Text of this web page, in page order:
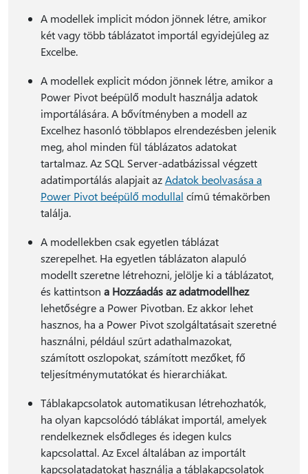
A modellek implicit módon jönnek létre, amikor
két vagy több táblázatot importál egyidejűleg az
Excelbe.
A modellek explicit módon jönnek létre, amikor a
Power Pivot beépülő modult használja adatok
importálására. A bővítményben a modell az
Excelhez hasonló többlapos elrendezésben jelenik
meg, ahol minden fül táblázatos adatokat
tartalmaz. Az SQL Server-adatbázissal végzett
adatimportálás alapjait azAdatok beolvasása a
Power Pivot beépülő modullal című témakörben
találja.
A modellekben csak egyetlen táblázat
szerepelhet. Ha egyetlen táblázaton alapuló
modellt szeretne létrehozni, jelölje ki a táblázatot,
és kattintson a Hozzáadás az adatmodellhez
lehetőségre a Power Pivotban. Ez akkor lehet
hasznos, ha a Power Pivot szolgáltatásait szeretné
használni, például szűrt adathalmazokat,
számított oszlopokat, számított mezőket, fő
teljesítménymutatókat és hierarchiákat.
Táblakapcsolatok automatikusan létrehozhatók,
ha olyan kapcsolódó táblákat importál, amelyek
rendelkeznek elsődleges és idegen kulcs
kapcsolattal. Az Excel általában az importált
kapcsolatadatokat használja a táblakapcsolatok